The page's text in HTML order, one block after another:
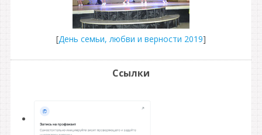
[День семьи, любви и верности 2019]
Ссылки